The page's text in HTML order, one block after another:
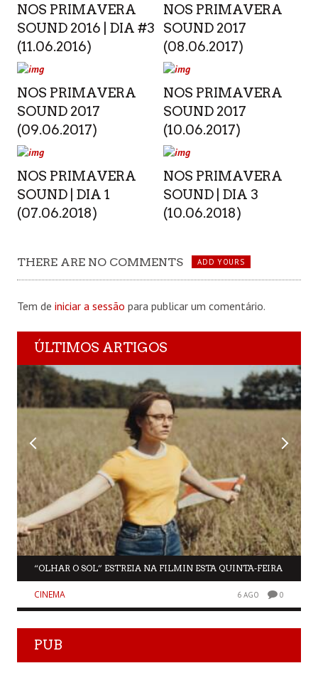
NOS PRIMAVERA
SOUND 2016 | DIA #3
(11.06.2016)
NOS PRIMAVERA
SOUND 2017
(08.06.2017)
NOS PRIMAVERA
SOUND 2017
(09.06.2017)
NOS PRIMAVERA
SOUND 2017
(10.06.2017)
NOS PRIMAVERA
SOUND | DIA 1
(07.06.2018)
NOS PRIMAVERA
SOUND | DIA 3
(10.06.2018)
THERE ARE NO COMMENTS ADD YOURS
Tem de iniciar a sessão para publicar um comentário.
ÚLTIMOS ARTIGOS
“OLHAR O SOL” ESTREIA NA FILMIN ESTA QUINTA-FEIRA
CINEMA 6 AGO 0
PUB